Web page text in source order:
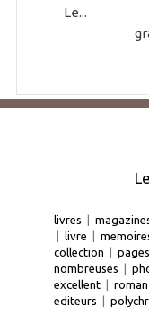
Le...
livres |
| livre |
collection | pages
nombreuses |
excellent | roman
editeurs |